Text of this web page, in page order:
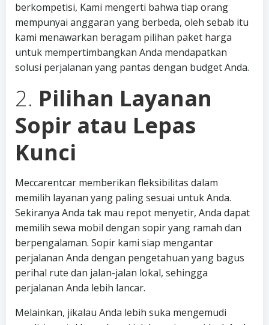
berkompetisi, Kami mengerti bahwa tiap orang
mempunyai anggaran yang berbeda, oleh sebab itu
kami menawarkan beragam pilihan paket harga
untuk mempertimbangkan Anda mendapatkan
solusi perjalanan yang pantas dengan budget Anda.
2. Pilihan Layanan
Sopir atau Lepas
Kunci
Meccarentcar memberikan fleksibilitas dalam
memilih layanan yang paling sesuai untuk Anda.
Sekiranya Anda tak mau repot menyetir, Anda dapat
memilih sewa mobil dengan sopir yang ramah dan
berpengalaman. Sopir kami siap mengantar
perjalanan Anda dengan pengetahuan yang bagus
perihal rute dan jalan-jalan lokal, sehingga
perjalanan Anda lebih lancar.
Melainkan, jikalau Anda lebih suka mengemudi